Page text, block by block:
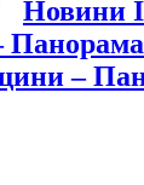
Новини
–